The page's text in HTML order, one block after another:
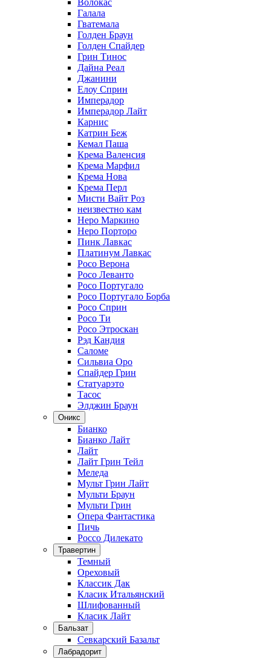
Волокас
Галала
Гватемала
Голден Браун
Голден Спайдер
Грин Тинос
Дайна Реал
Джанини
Елоу Сприн
Имперадор
Имперадор Лайт
Карнис
Катрин Беж
Кемал Паша
Крема Валенсия
Крема Марфил
Крема Нова
Крема Перл
Мисти Вайт Роз
неизвестно кам
Неро Маркино
Неро Порторо
Пинк Лавкаc
Платинум Лавкас
Росо Верона
Росо Леванто
Росо Португало
Росо Португало Борба
Росо Сприн
Росо Ти
Росо Этроскан
Рэд Кандия
Саломе
Сильвиа Оро
Спайдер Грин
Статуарэто
Тасос
Элджин Браун
Оникс
Бианко
Бианко Лайт
Лайт
Лайт Грин Тейл
Меледа
Мульт Грин Лайт
Мульти Браун
Мульти Грин
Опера Фантастика
Пичь
Россо Дилекато
Травертин
Темный
Ореховый
Классик Дак
Класик Итальянский
Шлифованный
Класик Лайт
Бальзат
Севкарский Базальт
Лабрадорит